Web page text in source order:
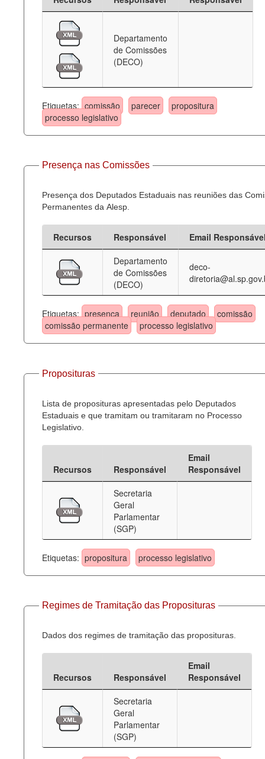
Departamento
de Comissões
(DECO)
Etiquetas: comissão parecer
propositura
processo legislativo
Presença nas Comissões
Presença dos Deputados Estaduais nas reuniões das
Permanentes da Alesp.
Recursos Responsável
Email
Departamento
de Comissões
(DECO)
deco-
Etiquetas: presença reunião deputado
comissão
comissão permanente
processo legislativo
Proposituras
Lista de proposituras apresentadas pelo Deputados
Estaduais e que tramitam ou tramitaram no Processo
Legislativo.
Recursos Responsável
Email
Responsável
Secretaria
Geral
Parlamentar
(SGP)
Etiquetas: propositura processo legislativo
Regimes de Tramitação das Proposituras
Dados dos regimes de tramitação das proposituras.
Recursos Responsável
Email
Responsável
Secretaria
Geral
Parlamentar
(SGP)